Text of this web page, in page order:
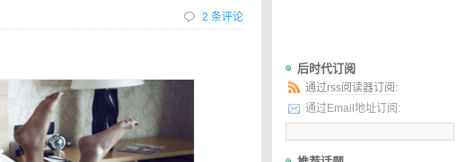
2 条评论
后时代订阅
通过rss阅读器订阅:
通过Email地址订阅: